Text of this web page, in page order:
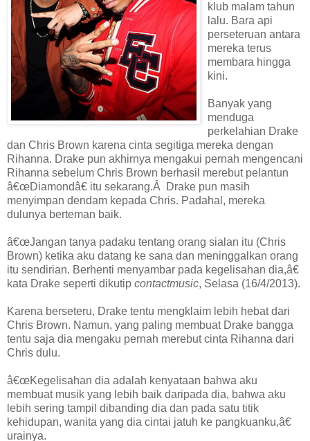
klub malam tahun
lalu. Bara api
perseteruan antara
mereka terus
membara hingga
kini.
Banyak yang
menduga
perkelahian Drake
dan Chris Brown karena cinta segitiga mereka dengan
Rihanna. Drake pun akhirnya mengakui pernah mengencani
Rihanna sebelum Chris Brown berhasil merebut pelantun
â€œDiamondâ€ itu sekarang.Â Drake pun masih
menyimpan dendam kepada Chris. Padahal, mereka
dulunya berteman baik.
â€œJangan tanya padaku tentang orang sialan itu (Chris
Brown) ketika aku datang ke sana dan meninggalkan orang
itu sendirian. Berhenti menyambar pada kegelisahan dia,â€
kata Drake seperti dikutip contactmusic, Selasa (16/4/2013).
Karena berseteru, Drake tentu mengklaim lebih hebat dari
Chris Brown. Namun, yang paling membuat Drake bangga
tentu saja dia mengaku pernah merebut cinta Rihanna dari
Chris dulu.
â€œKegelisahan dia adalah kenyataan bahwa aku
membuat musik yang lebih baik daripada dia, bahwa aku
lebih sering tampil dibanding dia dan pada satu titik
kehidupan, wanita yang dia cintai jatuh ke pangkuanku,â€
urainya.